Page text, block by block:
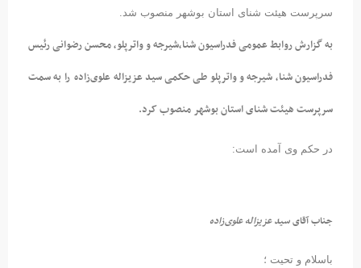
سرپرست هیئت شنای استان بوشهر منصوب شد.
به گزارش روابط عمومی فدراسیون شنا،شیرجه و واترپلو، محسن رضوانی رئیس
فدراسیون شنا، شیرجه و واترپلو طی حکمی سید عزیزاله علوی‌زادهرا به سمت
سرپرست هیئت شنای استان بوشهر منصوب کرد.
در حکم وی آمده است:
جناب آقایسید عزیزاله علوی‌زاده
باسلام و تحیت ؛